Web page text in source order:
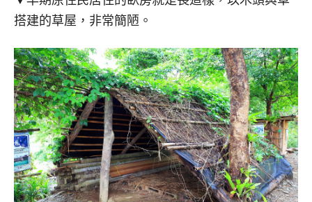
搭建的草屋，非常簡陋。